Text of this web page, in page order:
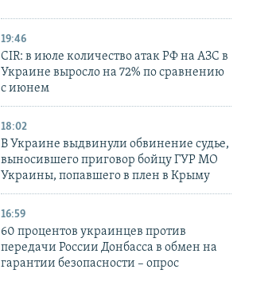
19:46
CIR: в июле количество атак РФ на АЗС в
Украине выросло на 72% по сравнению
с июнем
18:02
В Украине выдвинули обвинение судье,
выносившего приговор бойцу ГУР МО
Украины, попавшего в плен в Крыму
16:59
60 процентов украинцев против
передачи России Донбасса в обмен на
гарантии безопасности – опрос